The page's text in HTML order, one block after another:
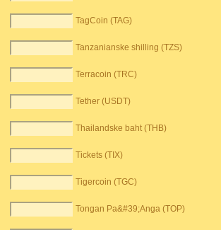
TagCoin (TAG)
Tanzanianske shilling (TZS)
Terracoin (TRC)
Tether (USDT)
Thailandske baht (THB)
Tickets (TIX)
Tigercoin (TGC)
Tongan Pa&#39;Anga (TOP)